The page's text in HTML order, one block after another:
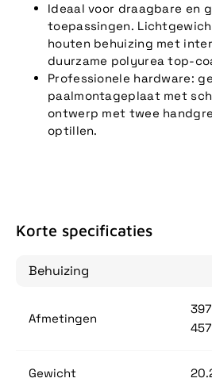
Ideaal voor draagbare en
toepassingen.
houten behuizing met
duurzame polyurea top-
Professionele hardware:
paalmontageplaat met
ontwerp met twee
optillen.
Korte specificaties
Behuizing
Afmetingen
Gewicht